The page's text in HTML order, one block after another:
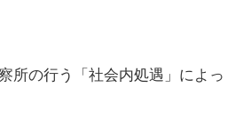
所の行う「社会内処遇」によっ